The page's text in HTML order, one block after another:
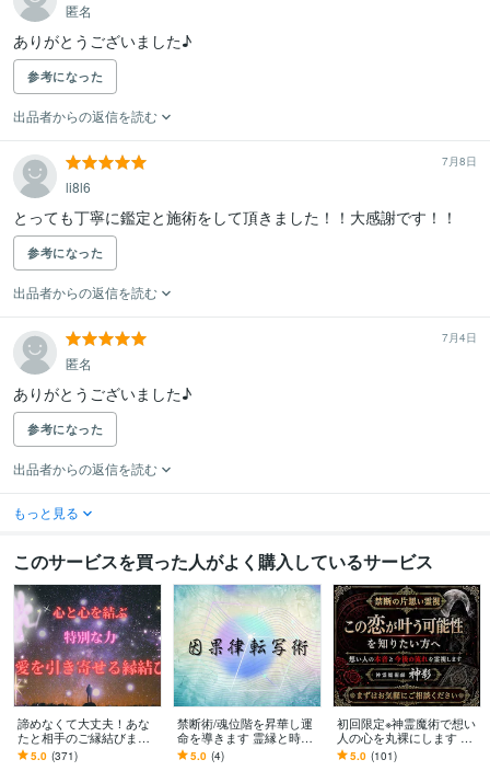
匿名
ありがとうございました♪
参考になった
出品者からの返信を読む
7月8日
li8l6
とっても丁寧に鑑定と施術をして頂きました！！大感謝です！！
参考になった
出品者からの返信を読む
7月4日
匿名
ありがとうございました♪
参考になった
出品者からの返信を読む
もっと見る
このサービスを買った人がよく購入しているサービス
諦めなくて大丈夫！あな
たと相手のご縁結びます
今悩んでいるあなたへ。
彼と結ばれたいあなたに
5.0 (371)
禁断術/魂位階を昇華し運
命を導きます 霊縁と時空
を操る究極の統合術購入
には、事前メッセージを
5.0 (4)
初回限定※神霊魔術で想い
人の心を丸裸にします 禁
断のグリモワール魔導書
による導きで恋愛成就へ
5.0 (101)